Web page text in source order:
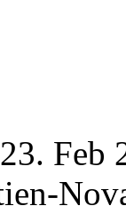
Feb